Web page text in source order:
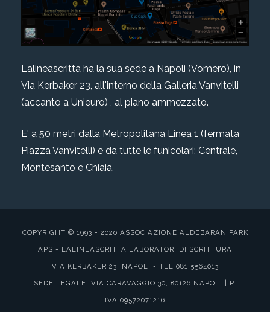
Lalineascritta ha la sua sede a Napoli (Vomero), in
Via Kerbaker 23, all'interno della Galleria Vanvitelli
(accanto a Unieuro) , al piano ammezzato.
E' a 50 metri dalla Metropolitana Linea 1 (fermata
Piazza Vanvitelli) e da tutte le funicolari: Centrale,
Montesanto e Chiaia.
COPYRIGHT © 1993 - 2020 ASSOCIAZIONE ALDEBARAN PARK
APS - LALINEASCRITTA LABORATORI DI SCRITTURA
VIA KERBAKER 23, NAPOLI - TEL 081 5564013
SEDE LEGALE: VIA CARAVAGGIO 30, 80126 NAPOLI | P.
IVA 09572071216